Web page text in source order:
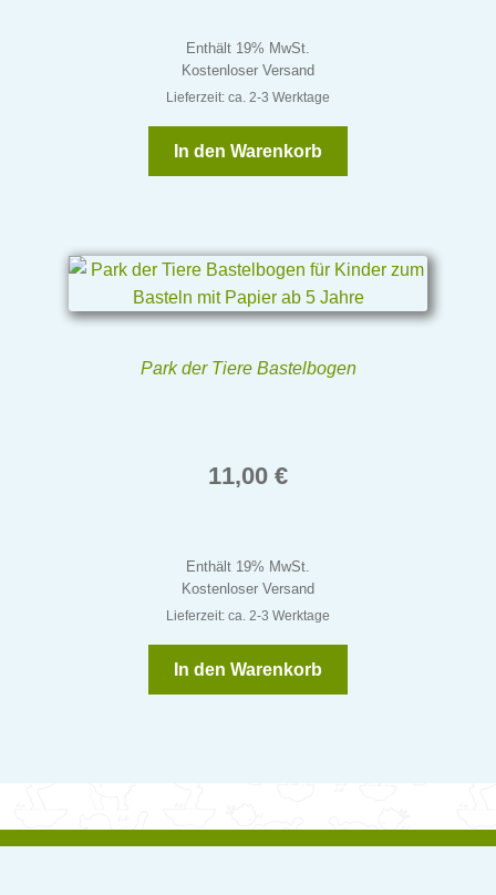
Enthält 19% MwSt.
Kostenloser Versand
Lieferzeit: ca. 2-3 Werktage
In den Warenkorb
Park der Tiere Bastelbogen
11,00 €
Enthält 19% MwSt.
Kostenloser Versand
Lieferzeit: ca. 2-3 Werktage
In den Warenkorb